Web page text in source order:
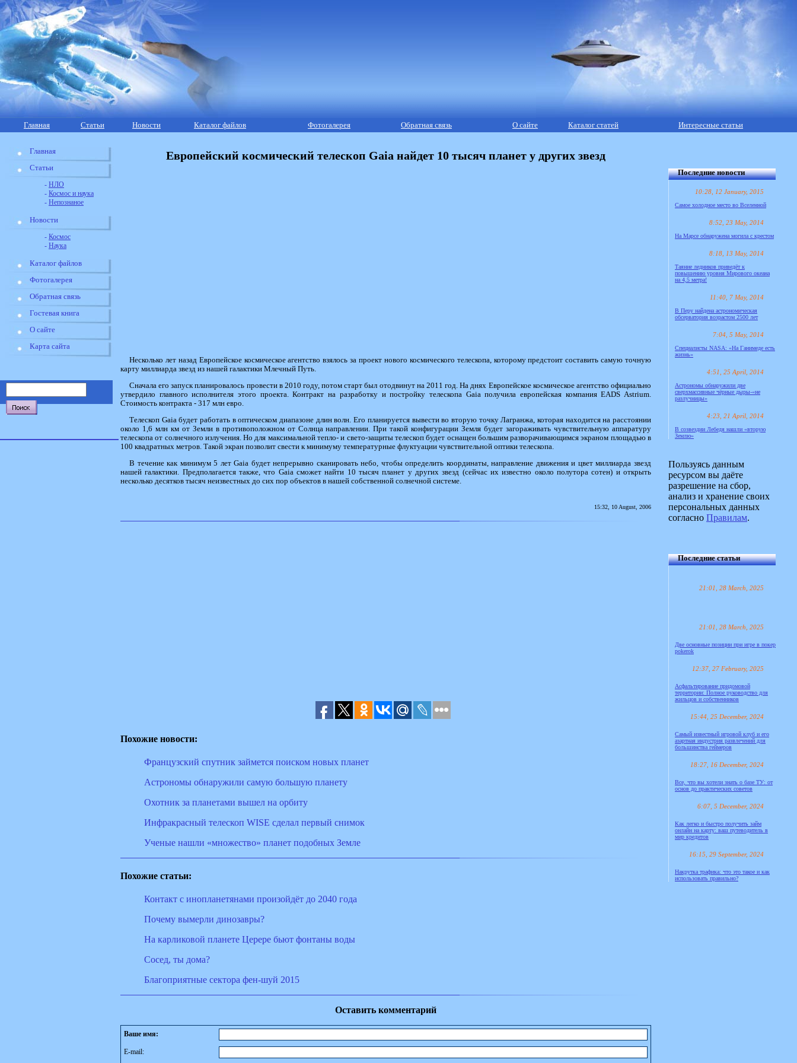
Главная Статьи Новости Каталог файлов Фотогалерея Обратная связь О сайте Каталог статей Интересные статьи
Главная
Статьи
- НЛО
- Космос и наука
- Непознаное
Новости
- Космос
- Наука
Каталог файлов
Фотогалерея
Обратная связь
Гостевая книга
О сайте
Карта сайта
Европейский космический телескоп Gaia найдет 10 тысяч планет у других звезд
Несколько лет назад Европейское космическое агентство взялось за проект нового космического телескопа, которому предстоит составить самую точную
карту миллиарда звезд из нашей галактики Млечный Путь.
Сначала его запуск планировалось провести в 2010 году, потом старт был отодвинут на 2011 год. На днях Европейское космическое агентство официально
утвердило главного исполнителя этого проекта. Контракт на разработку и постройку телескопа Gaia получила европейская компания EADS Astrium.
Стоимость контракта - 317 млн евро.
Телескоп Gaia будет работать в оптическом диапазоне длин волн. Его планируется вывести во вторую точку Лагранжа, которая находится на расстоянии
около 1,6 млн км от Земли в противоположном от Солнца направлении. При такой конфигурации Земля будет загораживать чувствительную аппаратуру
телескопа от солнечного излучения. Но для максимальной тепло- и свето-защиты телескоп будет оснащен большим разворачивающимся экраном площадью в
100 квадратных метров. Такой экран позволит свести к минимуму температурные флуктуации чувствительной оптики телескопа.
В течение как минимум 5 лет Gaia будет непрерывно сканировать небо, чтобы определить координаты, направление движения и цвет миллиарда звезд
нашей галактики. Предполагается также, что Gaia сможет найти 10 тысяч планет у других звезд (сейчас их известно около полутора сотен) и открыть
несколько десятков тысяч неизвестных до сих пор объектов в нашей собственной солнечной системе.
15:32, 10 August, 2006
Похожие новости:
Французский спутник займется поиском новых планет
Астрономы обнаружили самую большую планету
Охотник за планетами вышел на орбиту
Инфракрасный телескоп WISE сделал первый снимок
Ученые нашли «множество» планет подобных Земле
Похожие статьи:
Контакт с инопланетянами произойдёт до 2040 года
Почему вымерли динозавры?
На карликовой планете Церере бьют фонтаны воды
Сосед, ты дома?
Благоприятные сектора фен-шуй 2015
Оставить комментарий
Ваше имя:
E-mail:
Последние новости
10:28, 12 January, 2015
Самое холодное место во Вселенной
8:52, 23 May, 2014
На Марсе обнаружена могила с крестом
8:18, 13 May, 2014
Таяние ледников приведёт к
повышению уровня Мирового океана
на 4,5 метра!
11:40, 7 May, 2014
В Перу найдена астрономическая
обсерватория возрастом 2500 лет
7:04, 5 May, 2014
Специалисты NASA: «На Ганимеде есть
жизнь»
4:51, 25 April, 2014
Астрономы обнаружили две
сверхмассивные чёрные дыры-«не
разлучницы»
4:23, 21 April, 2014
В созвездии Лебедя нашли «вторую
Землю»
Пользуясь данным
ресурсом вы даёте
разрешение на сбор,
анализ и хранение своих
персональных данных
согласно Правилам.
Последние статьи
21:01, 28 March, 2025
21:01, 28 March, 2025
Две основные позиции при игре в покер
pokerok
12:37, 27 February, 2025
Асфальтирование придомовой
территории: Полное руководство для
жильцов и собственников
15:44, 25 December, 2024
Самый известный игровой клуб и его
азартная индустрия развлечений для
большинства геймеров
18:27, 16 December, 2024
Все, что вы хотели знать о базе ТУ: от
основ до практических советов
6:07, 5 December, 2024
Как легко и быстро получить займ
онлайн на карту: ваш путеводитель в
мир кредитов
16:15, 29 September, 2024
Накрутка трафика: что это такое и как
использовать правильно?